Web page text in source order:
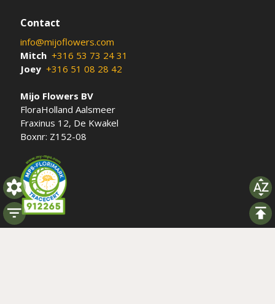
Contact
info@mijoflowers.com
Mitch +316 53 73 24 31
Joey +316 51 08 28 42
Mijo Flowers BV
FloraHolland Aalsmeer
Fraxinus 12, De Kwakel
Boxnr: Z152-08